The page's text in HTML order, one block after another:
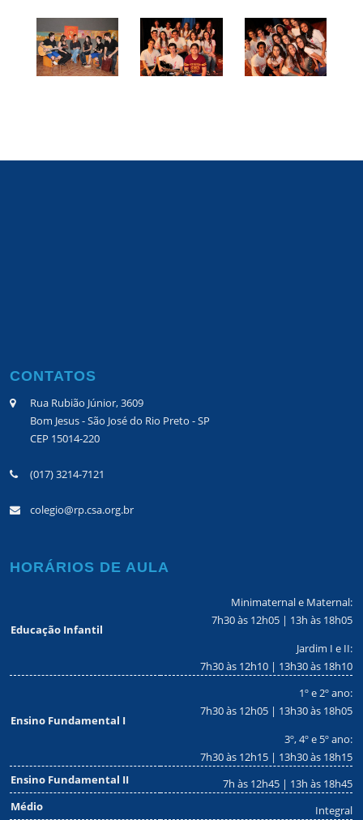
CONTATOS
Rua Rubião Júnior, 3609
Bom Jesus - São José do Rio Preto - SP
CEP 15014-220
(017) 3214-7121
colegio@rp.csa.org.br
HORÁRIOS DE AULA
Educação Infantil
Minimaternal e Maternal:
7h30 às 12h05 | 13h às 18h05
Jardim I e II:
7h30 às 12h10 | 13h30 às 18h10
Ensino Fundamental I
1º e 2º ano:
7h30 às 12h05 | 13h30 às 18h05
3º, 4º e 5º ano:
7h30 às 12h15 | 13h30 às 18h15
Ensino Fundamental II
7h às 12h45 | 13h às 18h45
Médio
Integral